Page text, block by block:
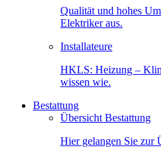
Qualität und hohes
Elektriker aus.
Installateure
HKLS: Heizung –
wissen wie.
Bestattung
Übersicht Bestattung
Hier gelangen Sie zur